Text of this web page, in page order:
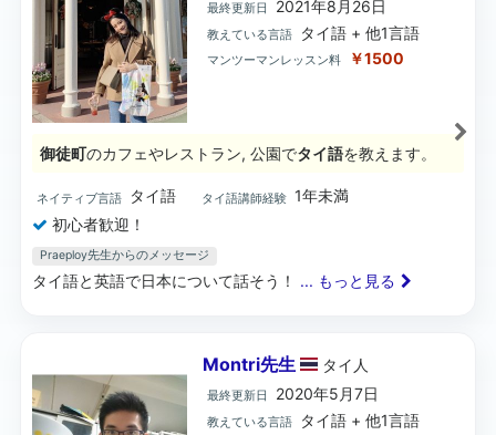
最終更新日 2021年8月26日
教えている言語 タイ語 + 他1言語
マンツーマンレッスン料 ￥1500
御徒町のカフェやレストラン, 公園でタイ語を教えます。
ネイティブ言語 タイ語 タイ語講師経験 1年未満
初心者歓迎！
Praeploy先生からのメッセージ
タイ語と英語で日本について話そう！ ... もっと見る
Montri先生 タイ 人
最終更新日 2020年5月7日
教えている言語 タイ語 + 他1言語